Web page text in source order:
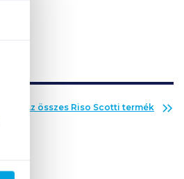
Adj hozzá termékeket!
Az összes Riso Scotti termék